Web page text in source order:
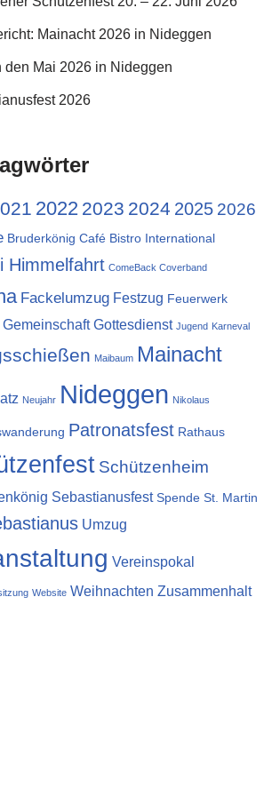
Mainacht 2026 in Nideggen
den Mai 2026 in Nideggen
2026
2022 2023 2024 2025 2026
Bruderkönig Café Bistro International
Himmelfahrt ComeBack Coverband
Fackelumzug Festzug Feuerwerk
Gemeinschaft Gottesdienst Jugend Karneval
Maibaum Mainacht
Neujahr Nideggen Nikolaus
Patronatsfest Rathaus
Schützenheim
Sebastianusfest Spende St. Martin
Umzug
Vereinspokal
Website Weihnachten Zusammenhalt